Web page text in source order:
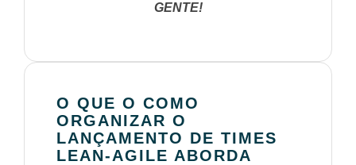
GENTE!
O QUE O COMO
ORGANIZAR O
LANÇAMENTO DE TIMES
LEAN-AGILE ABORDA